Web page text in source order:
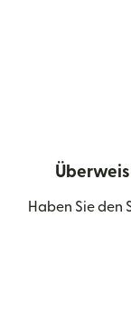
Haben Sie den